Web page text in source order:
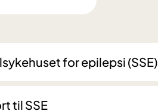
for epilepsi (SSE)
til SSE